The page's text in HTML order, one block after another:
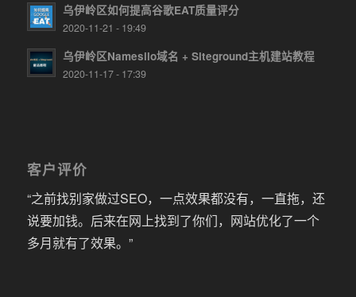
乌伊岭区如何提高谷歌EAT质量评分
2020-11-21 - 19:49
乌伊岭区Namesilo域名 + Siteground主机建站教程
2020-11-17 - 17:39
客户评价
“之前找别家做过SEO，一点效果都没有，一直拖，还
说要加钱。后来在网上找到了你们，网站优化了一个
多月就有了效果。”